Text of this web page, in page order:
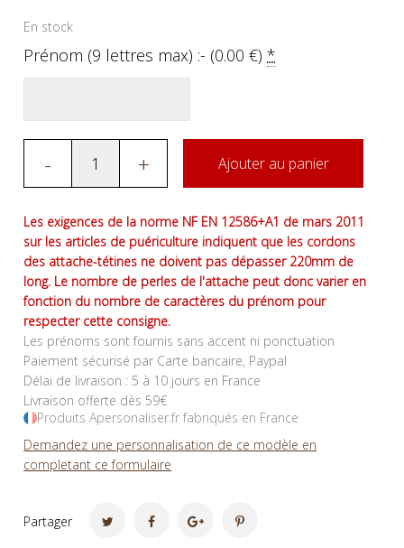
En stock
Prénom (9 lettres max) :- (0.00€)*
- + Ajouter au panier
Les exigences de la norme NF EN 12586+A1 de mars 2011
sur les articles de puériculture indiquent que les cordons
des attache-tétines ne doivent pas dépasser 220mm de
long. Le nombre de perles de l'attache peut donc varier en
fonction du nombre de caractères du prénom pour
respecter cette consigne.
Les prénoms sont fournis sans accent ni ponctuation
Paiement sécurisé par Carte bancaire, Paypal
Délai de livraison : 5 à 10 jours en France
Livraison offerte dès 59€
Produits Apersonaliser.fr fabriqués en France
Demandez une personnalisation de ce modèle en
completant ce formulaire
Partager